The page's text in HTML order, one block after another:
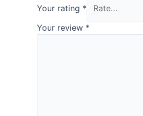
Your rating *
Your review *